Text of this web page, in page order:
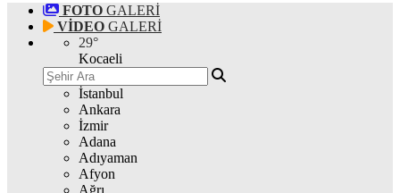
FOTO GALERİ
VİDEO GALERİ
29°
Kocaeli
İstanbul
Ankara
İzmir
Adana
Adıyaman
Afyon
Ağrı